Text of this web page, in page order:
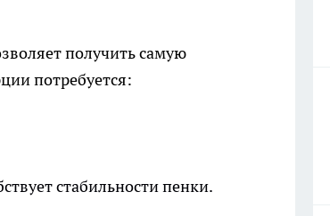
получить самую
потребуется:
стабильности пенки.